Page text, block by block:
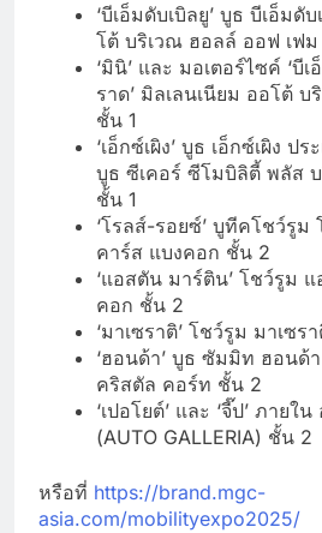
‘บีเอ็มดับเบิลยู’ บูธ บีเอ็มดั
โต้ บริเวณ ฮอลล์ ออฟ เฟ
‘มินิ’ และ มอเตอร์ไซค์ ‘บี
ราด’ มิลเลนเนียม ออโต้
ชั้น 1
‘เอ็กซ์เผิง’ บูธ เอ็กซ์เผิง ป
บูธ ซีเคอร์ ซีโมบิลิตี้ พลัส
ชั้น 1
‘โรลส์-รอยซ์’ บูทีคโชว์รูม
คาร์ส แบงคอก ชั้น 2
‘แอสตัน มาร์ติน’ โชว์รูม
คอก ชั้น 2
‘มาเซราติ’ โชว์รูม มาเซ
‘ฮอนด้า’ บูธ ซัมมิท ฮอนด้
คริสตัล คอร์ท ชั้น 2
‘เปอโยต์’ และ ‘จี๊ป’ ภายใ
(AUTO GALLERIA) ชั้น 2
หรือที่ https://brand.mgc-
asia.com/mobilityexpo2025/